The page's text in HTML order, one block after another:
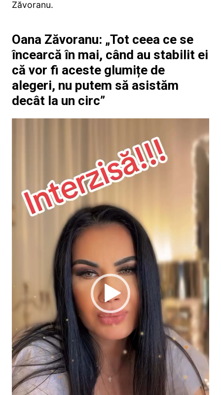
Zăvoranu.
Oana Zăvoranu: „Tot ceea ce se
încearcă în mai, când au stabilit ei
că vor fi aceste glumițe de
alegeri, nu putem să asistăm
decât la un circ”